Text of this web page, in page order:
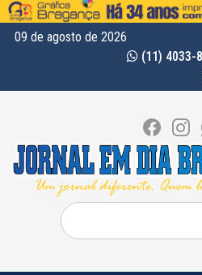
09 de agosto de 2026
(11) 4033-
Pesquisar
por: